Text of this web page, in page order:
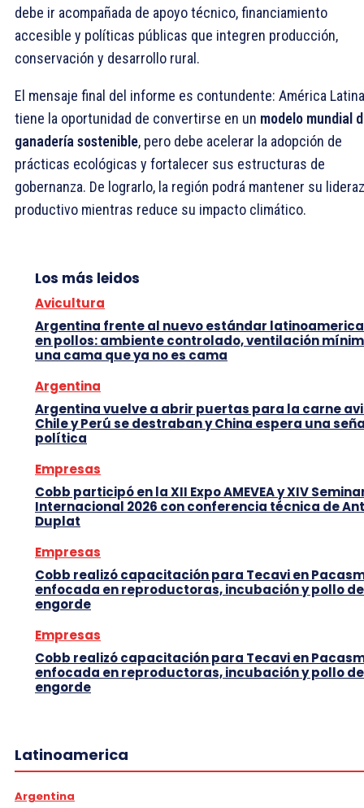
debe ir acompañada de apoyo técnico, financiamiento
accesible y políticas públicas que integren producción,
conservación y desarrollo rural.
El mensaje final del informe es contundente: América Latina
tiene la oportunidad de convertirse en un modelo mundial
ganadería sostenible, pero debe acelerar la adopción de
prácticas ecológicas y fortalecer sus estructuras de
gobernanza. De lograrlo, la región podrá mantener su
productivo mientras reduce su impacto climático.
Los más leidos
Avicultura
Argentina frente al nuevo estándar
en pollos: ambiente controlado, ventilación
una cama que ya no es cama
Argentina
Argentina vuelve a abrir puertas para la carne
Chile y Perú se destraban y China espera una
política
Empresas
Cobb participó en la XII Expo AMEVEA y XIV
Internacional 2026 con conferencia técnica de
Duplat
Empresas
Cobb realizó capacitación para Tecavi en
enfocada en reproductoras, incubación y pollo de
engorde
Empresas
Cobb realizó capacitación para Tecavi en
enfocada en reproductoras, incubación y pollo de
engorde
Latinoamerica
Argentina